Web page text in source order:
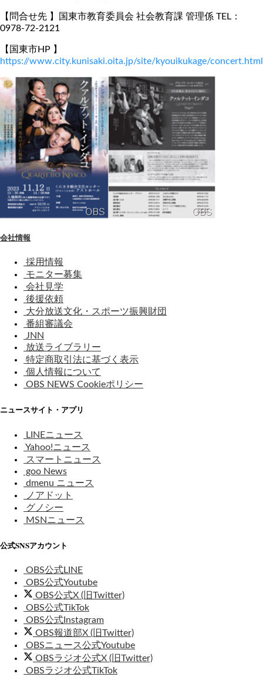
【問合せ先 】国東市教育委員会 社会教育課 管理係 TEL：
0978-72-2121
【国東市HP 】
https://www.city.kunisaki.oita.jp/site/kyouikukage/concert.html
会社情報
採用情報
モニター募集
会社見学
後援依頼
大分放送文化・スポーツ振興財団
番組審議会
JNN
放送ライブラリー
特定商取引法に基づく表示
個人情報について
OBS NEWS Cookieポリシー
ニュースサイト・アプリ
LINEニュース
Yahoo!ニュース
スマートニュース
goo News
dmenu ニュース
ノアドット
グノシー
MSNニュース
公式SNSアカウント
OBS公式LINE
OBS公式Youtube
OBS公式X (旧Twitter)
OBS公式TikTok
OBS公式Instagram
OBS報道部X (旧Twitter)
OBSニュース公式Youtube
OBSラジオ公式X (旧Twitter)
OBSラジオ公式TikTok